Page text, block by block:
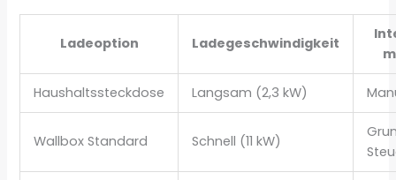
Ladeoption Ladegeschwindigkeit
Haushaltssteckdose Langsam (2,3 kW)
Wallbox Standard Schnell (11 kW)